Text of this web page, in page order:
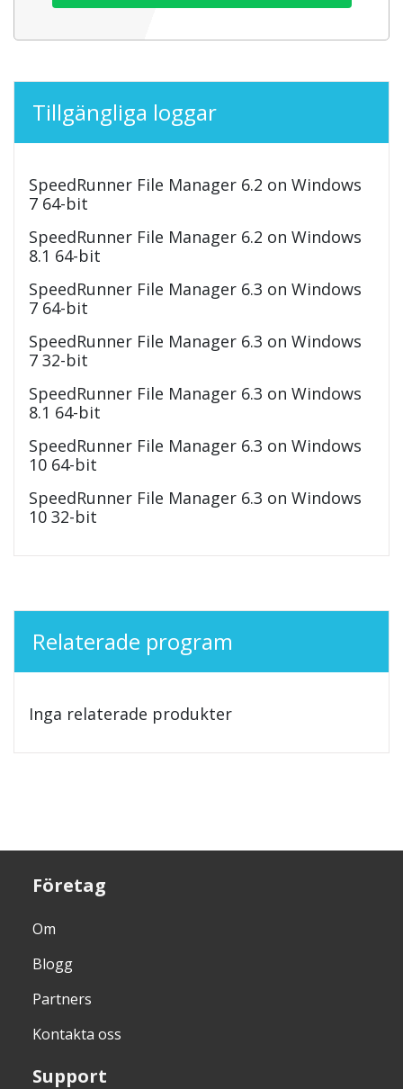
Tillgängliga loggar
SpeedRunner File Manager 6.2 on Windows
7 64-bit
SpeedRunner File Manager 6.2 on Windows
8.1 64-bit
SpeedRunner File Manager 6.3 on Windows
7 64-bit
SpeedRunner File Manager 6.3 on Windows
7 32-bit
SpeedRunner File Manager 6.3 on Windows
8.1 64-bit
SpeedRunner File Manager 6.3 on Windows
10 64-bit
SpeedRunner File Manager 6.3 on Windows
10 32-bit
Relaterade program
Inga relaterade produkter
Företag
Om
Blogg
Partners
Kontakta oss
Support